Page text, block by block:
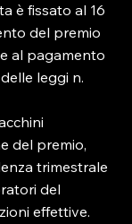
è fissato al 16
del premio
al pagamento
leggi n.
del premio,
trimestrale
del
effettive.